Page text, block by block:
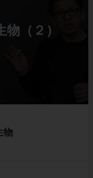
（２）
物